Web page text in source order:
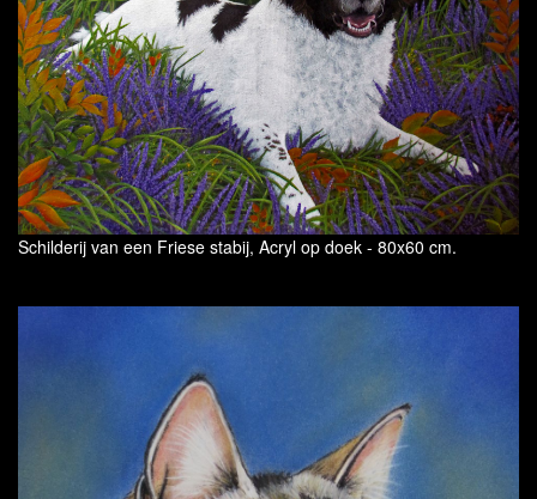
Schilderij van een Friese stabij, Acryl op doek - 80x60 cm.